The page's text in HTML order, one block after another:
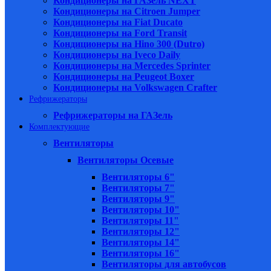
Кондиционеры на Citroen Jumper
Кондиционеры на Fiat Ducato
Кондиционеры на Ford Transit
Кондиционеры на Hino 300 (Dutro)
Кондиционеры на Iveco Daily
Кондиционеры на Mercedes Sprinter
Кондиционеры на Peugeot Boxer
Кондиционеры на Volkswagen Crafter
Рефрижераторы
Рефрижераторы на ГАЗель
Комплектующие
Вентиляторы
Вентиляторы Осевые
Вентиляторы 6"
Вентиляторы 7"
Вентиляторы 9"
Вентиляторы 10"
Вентиляторы 11"
Вентиляторы 12"
Вентиляторы 14"
Вентиляторы 16"
Вентиляторы для автобусов